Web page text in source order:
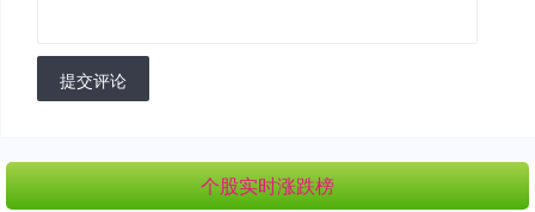
提交评论
个股实时涨跌榜